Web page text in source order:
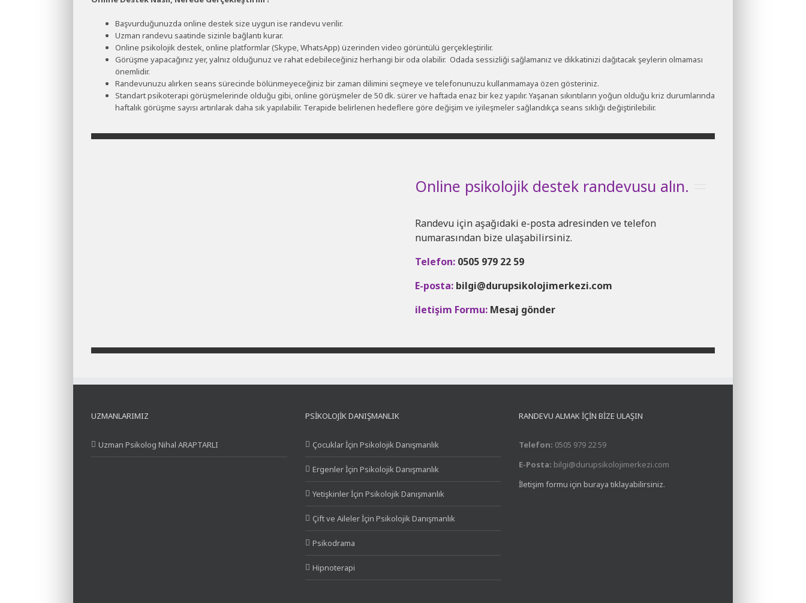
Başvurduğunuzda online destek size uygun ise randevu verilir.
Uzman randevu saatinde sizinle bağlantı kurar.
Online psikolojik destek, online platformlar (Skype, WhatsApp) üzerinden video görüntülü gerçekleştirilir.
Görüşme yapacağınız yer, yalnız olduğunuz ve rahat edebileceğiniz herhangi bir oda olabilir. Odada sessizliği sağlamanız ve dikkatinizi dağıtacak şeylerin olmaması
önemlidir.
Randevunuzu alırken seans sürecinde bölünmeyeceğiniz bir zaman dilimini seçmeye ve telefonunuzu kullanmamaya özen gösteriniz.
Standart psikoterapi görüşmelerinde olduğu gibi, online görüşmeler de 50 dk. sürer ve haftada enaz bir kez yapılır. Yaşanan sıkıntıların yoğun olduğu kriz durumlarında
haftalık görüşme sayısı artırılarak daha sık yapılabilir. Terapide belirlenen hedeflere göre değişim ve iyileşmeler sağlandıkça seans sıklığı değiştirilebilir.
Online psikolojik destek randevusu alın.
Randevu için aşağıdaki e-posta adresinden ve telefon
numarasından bize ulaşabilirsiniz.
Telefon: 0505 979 22 59
E-posta: bilgi@durupsikolojimerkezi.com
iletişim Formu: Mesaj gönder
UZMANLARIMIZ
Uzman Psikolog Nihal ARAPTARLI
PSIKOLOJIK DANIŞMANLIK
Çocuklar İçin Psikolojik Danışmanlık
Ergenler İçin Psikolojik Danışmanlık
Yetişkinler İçin Psikolojik Danışmanlık
Çift ve Aileler İçin Psikolojik Danışmanlık
Psikodrama
Hipnoterapi
RANDEVU ALMAK İÇİN BİZE ULAŞIN
Telefon: 0505 979 22 59
E-Posta: bilgi@durupsikolojimerkezi.com
İletişim formu için buraya tıklayabilirsiniz.